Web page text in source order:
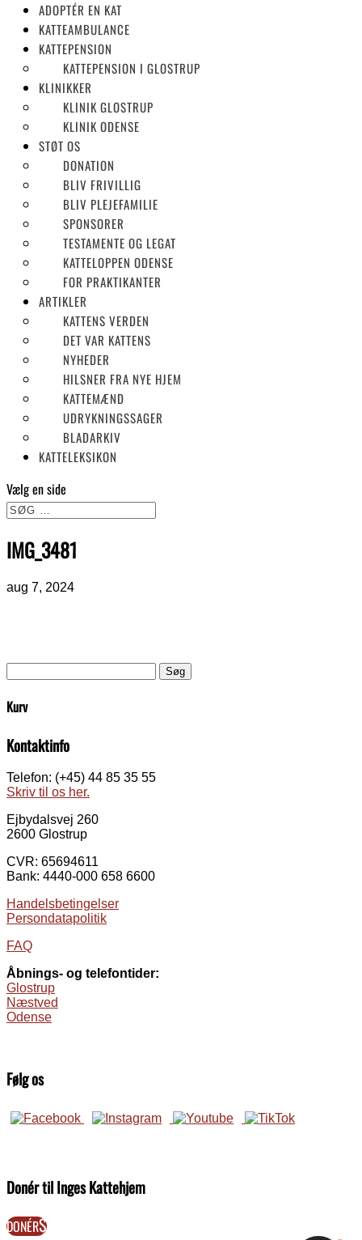
ADOPTÉR EN KAT
KATTEAMBULANCE
KATTEPENSION
KATTEPENSION I GLOSTRUP
KLINIKKER
KLINIK GLOSTRUP
KLINIK ODENSE
STØT OS
DONATION
BLIV FRIVILLIG
BLIV PLEJEFAMILIE
SPONSORER
TESTAMENTE OG LEGAT
KATTELOPPEN ODENSE
FOR PRAKTIKANTER
ARTIKLER
KATTENS VERDEN
DET VAR KATTENS
NYHEDER
HILSNER FRA NYE HJEM
KATTEMÆND
UDRYKNINGSSAGER
BLADARKIV
KATTELEKSIKON
Vælg en side
IMG_3481
aug 7, 2024
efter:
Kurv
Kontaktinfo
Telefon: (+45) 44 85 35 55
Skriv til os her.
Ejbydalsvej 260
2600 Glostrup
CVR: 65694611
Bank: 4440-000 658 6600
Handelsbetingelser
Persondatapolitik
FAQ
Åbnings- og telefontider:
Glostrup
Næstved
Odense
Følg os
Donér til Inges Kattehjem
DONÉR